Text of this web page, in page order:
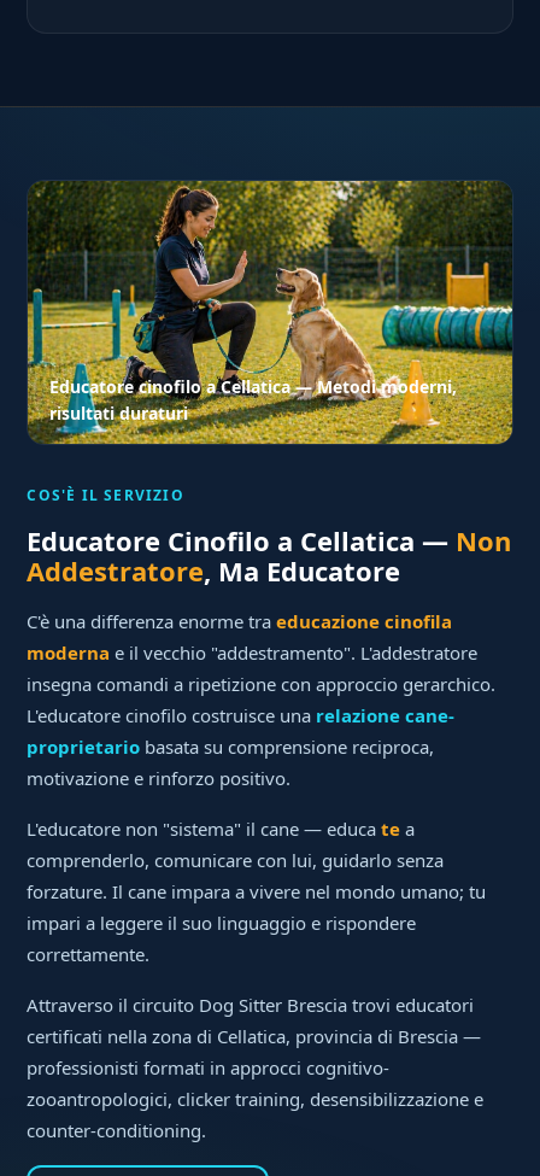
Educatore cinofilo a Cellatica — Metodi moderni,
risultati duraturi
COS'È IL SERVIZIO
Educatore Cinofilo a Cellatica — Non
Addestratore, Ma Educatore
C'è una differenza enorme traeducazione cinofila
moderna e il vecchio "addestramento". L'addestratore
insegna comandi a ripetizione con approccio gerarchico.
L'educatore cinofilo costruisce una relazione cane-
proprietario basata su comprensione reciproca,
motivazione e rinforzo positivo.
L'educatore non "sistema" il cane — educate a
comprenderlo, comunicare con lui, guidarlo senza
forzature. Il cane impara a vivere nel mondo umano; tu
impari a leggere il suo linguaggio e rispondere
correttamente.
Attraverso il circuito Dog Sitter Brescia trovi educatori
certificati nella zona di Cellatica, provincia di Brescia —
professionisti formati in approcci cognitivo-
zooantropologici, clicker training, desensibilizzazione e
counter-conditioning.